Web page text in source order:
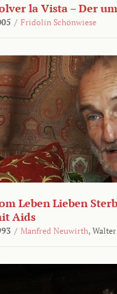
la Vista – Der
/ Fridolin Schönwiese
Leben Lieben
Aids
/ Manfred Neuwirth,